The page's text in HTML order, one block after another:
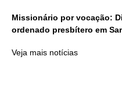
Missionário por vocação:
ordenado presbítero em
Veja mais notícias